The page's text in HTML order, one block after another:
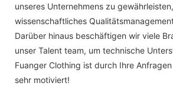
unseres Unternehmens zu
wissenschaftliches
Darüber hinaus beschäftigen wir viele
unser Talent team, um technische
Fuanger Clothing ist durch Ihre
sehr motiviert!